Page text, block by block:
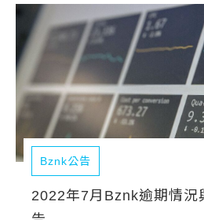
常見問題
帳款轉讓
企業專案融資
房屋副擔保融資
平台操作
知識專區
Bznk公告
2022年7月Bznk逾期情況